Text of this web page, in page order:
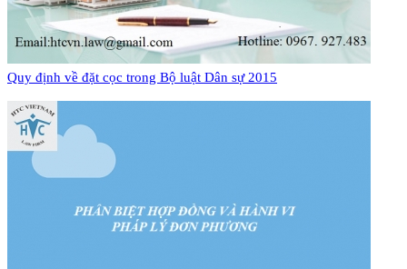
Quy định về đặt cọc trong Bộ luật Dân sự 2015